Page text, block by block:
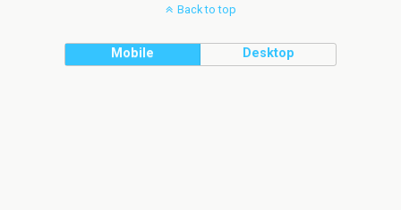
Back to top
Mobile Desktop